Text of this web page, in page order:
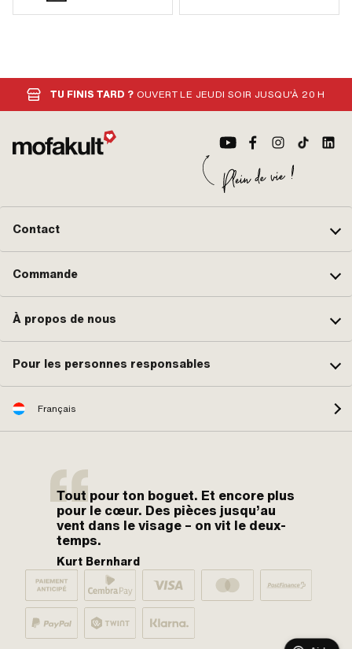
TU FINIS TARD ? OUVERT LE JEUDI SOIR JUSQU'À 20 H
Contact
Commande
À propos de nous
Pour les personnes responsables
Français
Tout pour ton boguet. Et encore plus
pour le cœur. Des pièces jusqu’au
vent dans le visage – on vit le deux-
temps.
Kurt Bernhard